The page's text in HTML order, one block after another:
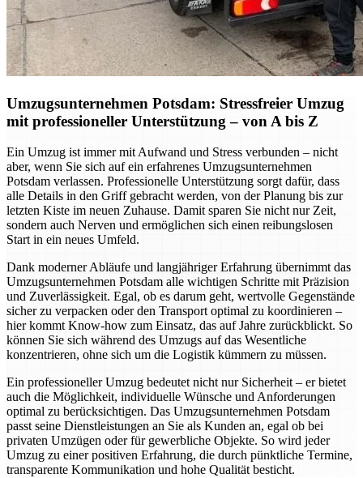
Umzugsunternehmen Potsdam: Stressfreier Umzug
mit professioneller Unterstützung – von A bis Z
Ein Umzug ist immer mit Aufwand und Stress verbunden – nicht
aber, wenn Sie sich auf ein erfahrenes Umzugsunternehmen
Potsdam verlassen. Professionelle Unterstützung sorgt dafür, dass
alle Details in den Griff gebracht werden, von der Planung bis zur
letzten Kiste im neuen Zuhause. Damit sparen Sie nicht nur Zeit,
sondern auch Nerven und ermöglichen sich einen reibungslosen
Start in ein neues Umfeld.
Dank moderner Abläufe und langjähriger Erfahrung übernimmt das
Umzugsunternehmen Potsdam alle wichtigen Schritte mit Präzision
und Zuverlässigkeit. Egal, ob es darum geht, wertvolle Gegenstände
sicher zu verpacken oder den Transport optimal zu koordinieren –
hier kommt Know-how zum Einsatz, das auf Jahre zurückblickt. So
können Sie sich während des Umzugs auf das Wesentliche
konzentrieren, ohne sich um die Logistik kümmern zu müssen.
Ein professioneller Umzug bedeutet nicht nur Sicherheit – er bietet
auch die Möglichkeit, individuelle Wünsche und Anforderungen
optimal zu berücksichtigen. Das Umzugsunternehmen Potsdam
passt seine Dienstleistungen an Sie als Kunden an, egal ob bei
privaten Umzügen oder für gewerbliche Objekte. So wird jeder
Umzug zu einer positiven Erfahrung, die durch pünktliche Termine,
transparente Kommunikation und hohe Qualität besticht.